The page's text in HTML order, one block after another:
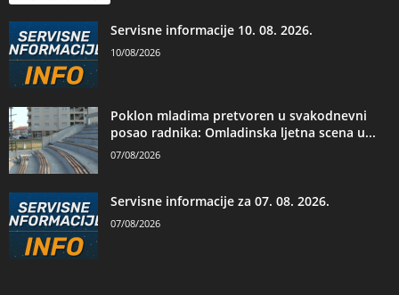
Servisne informacije 10. 08. 2026.
10/08/2026
Poklon mladima pretvoren u svakodnevni
posao radnika: Omladinska ljetna scena u...
07/08/2026
Servisne informacije za 07. 08. 2026.
07/08/2026